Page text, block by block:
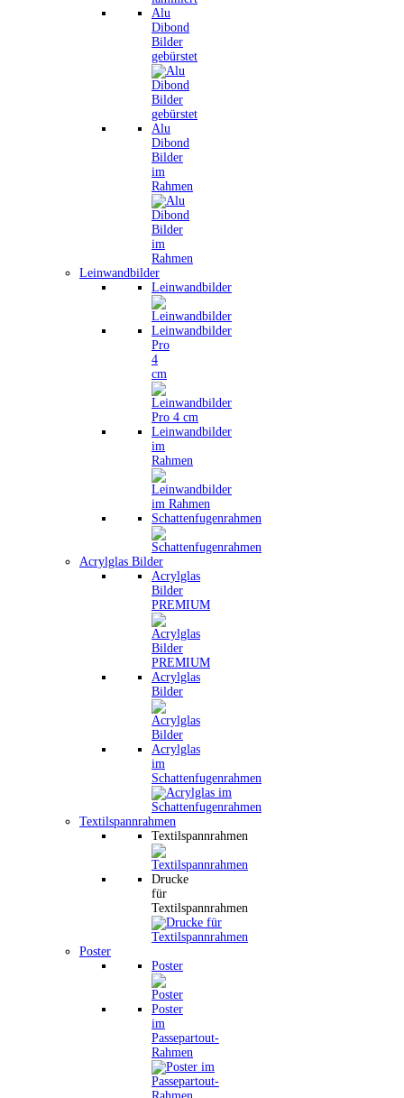
Alu
Dibond
Bilder
gebürstet
Alu
Dibond
Bilder
im
Rahmen
Leinwandbilder
Leinwandbilder
Leinwandbilder
Pro
4
cm
Leinwandbilder
im
Rahmen
Schattenfugenrahmen
Acrylglas Bilder
Acrylglas
Bilder
PREMIUM
Acrylglas
Bilder
Acrylglas
im
Schattenfugenrahmen
Textilspannrahmen
Textilspannrahmen
Drucke
für
Textilspannrahmen
Poster
Poster
Poster
im
Passepartout-
Rahmen